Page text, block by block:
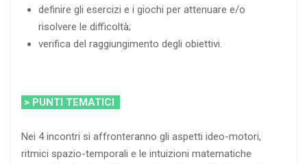
definire gli esercizi e i giochi per attenuare e/o
risolvere le difficoltà;
verifica del raggiungimento degli obiettivi.
> PUNTI TEMATICI
Nei 4 incontri si affronteranno gli aspetti ideo-motori,
ritmici spazio-temporali e le intuizioni matematiche